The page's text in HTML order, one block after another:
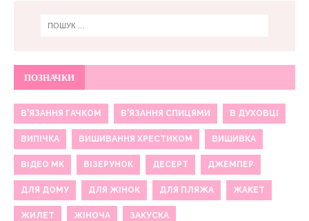
ПОЗНАЧКИ
В'ЯЗАННЯ ГАЧКОМ В'ЯЗАННЯ СПИЦЯМИ В ДУХОВЦІ
ВИПІЧКА ВИШИВАННЯ ХРЕСТИКОМ ВИШИВКА
ВІДЕО МК ВІЗЕРУНОК ДЕСЕРТ ДЖЕМПЕР
ДЛЯ ДОМУ ДЛЯ ЖІНОК ДЛЯ ПЛЯЖА ЖАКЕТ
ЖИЛЕТ ЖІНОЧА ЗАКУСКА